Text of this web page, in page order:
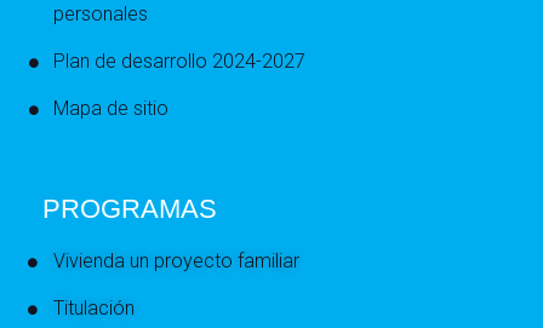
personales
Plan de desarrollo 2024-2027
Mapa de sitio
PROGRAMAS
Vivienda un proyecto familiar
Titulación